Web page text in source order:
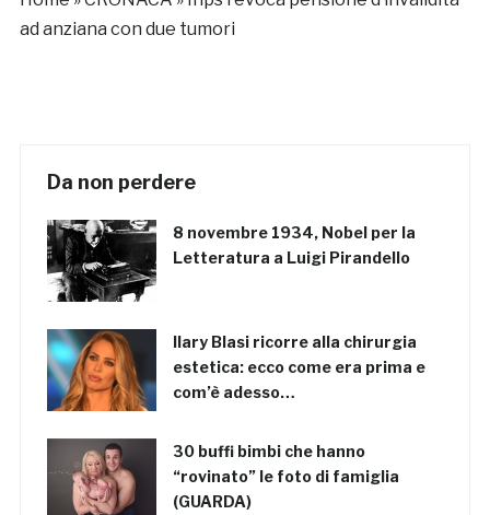
ad anziana con due tumori
Da non perdere
8 novembre 1934, Nobel per la
Letteratura a Luigi Pirandello
Ilary Blasi ricorre alla chirurgia
estetica: ecco come era prima e
com’è adesso…
30 buffi bimbi che hanno
“rovinato” le foto di famiglia
(GUARDA)